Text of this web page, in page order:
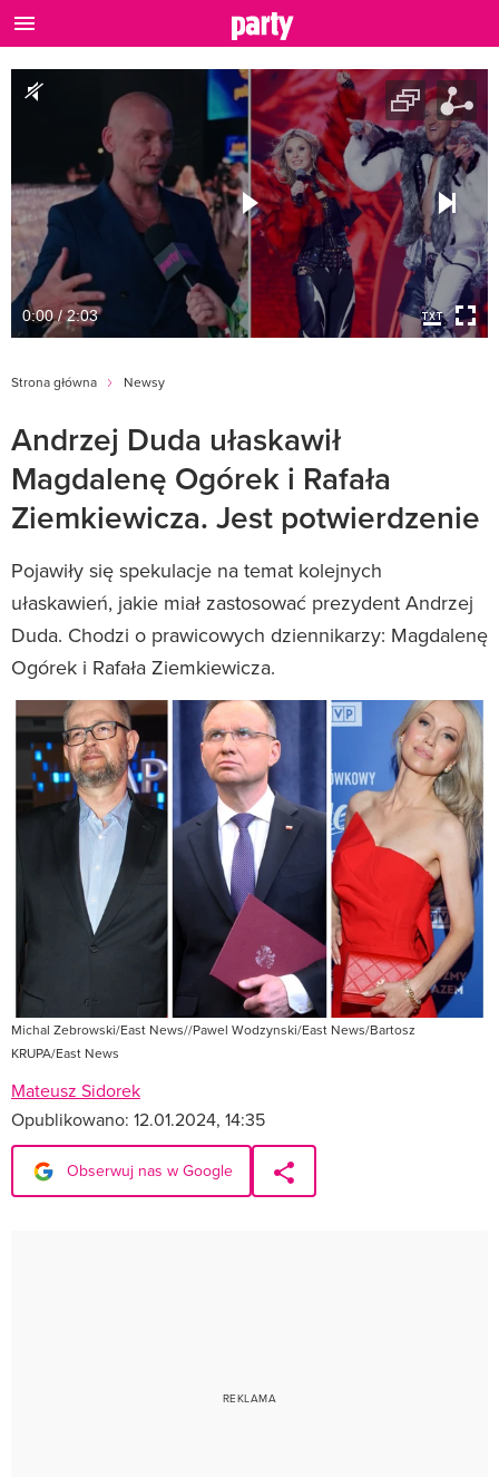
0:00 / 2:03
Strona główna Newsy
Andrzej Duda ułaskawił
Magdalenę Ogórek i Rafała
Ziemkiewicza. Jest potwierdzenie
Pojawiły się spekulacje na temat kolejnych
ułaskawień, jakie miał zastosować prezydent Andrzej
Duda. Chodzi o prawicowych dziennikarzy: Magdalenę
Ogórek i Rafała Ziemkiewicza.
Michal Zebrowski/East News//Pawel Wodzynski/East News/Bartosz
KRUPA/East News
Mateusz Sidorek
Opublikowano: 12.01.2024, 14:35
Obserwuj nas w Google